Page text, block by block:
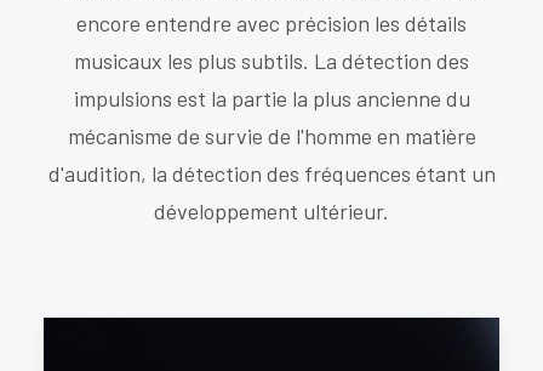
encore entendre avec précision les détails
musicaux les plus subtils. La détection des
impulsions est la partie la plus ancienne du
mécanisme de survie de l'homme en matière
d'audition, la détection des fréquences étant un
développement ultérieur.